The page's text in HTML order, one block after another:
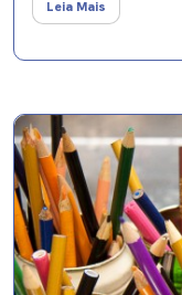
Leia Mais